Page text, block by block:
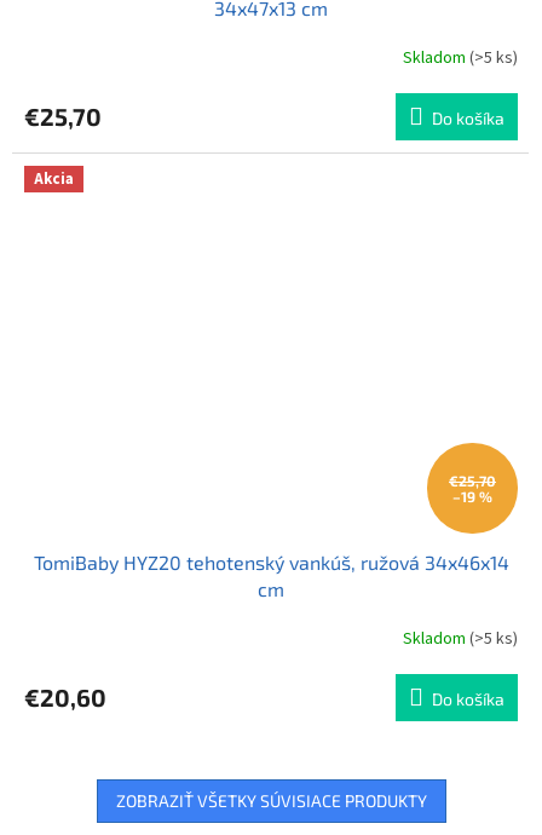
34x47x13 cm
produktu
je
4,0
5
Skladom(>5 ks)
€25,70 Do košíka
Akcia
€25,70
–19 %
TomiBaby HYZ20 tehotenský vankúš, ružová 34x46x14
cm
Skladom (>5 ks)
€20,60 Do košíka
ZOBRAZIŤ VŠETKY SÚVISIACE PRODUKTY